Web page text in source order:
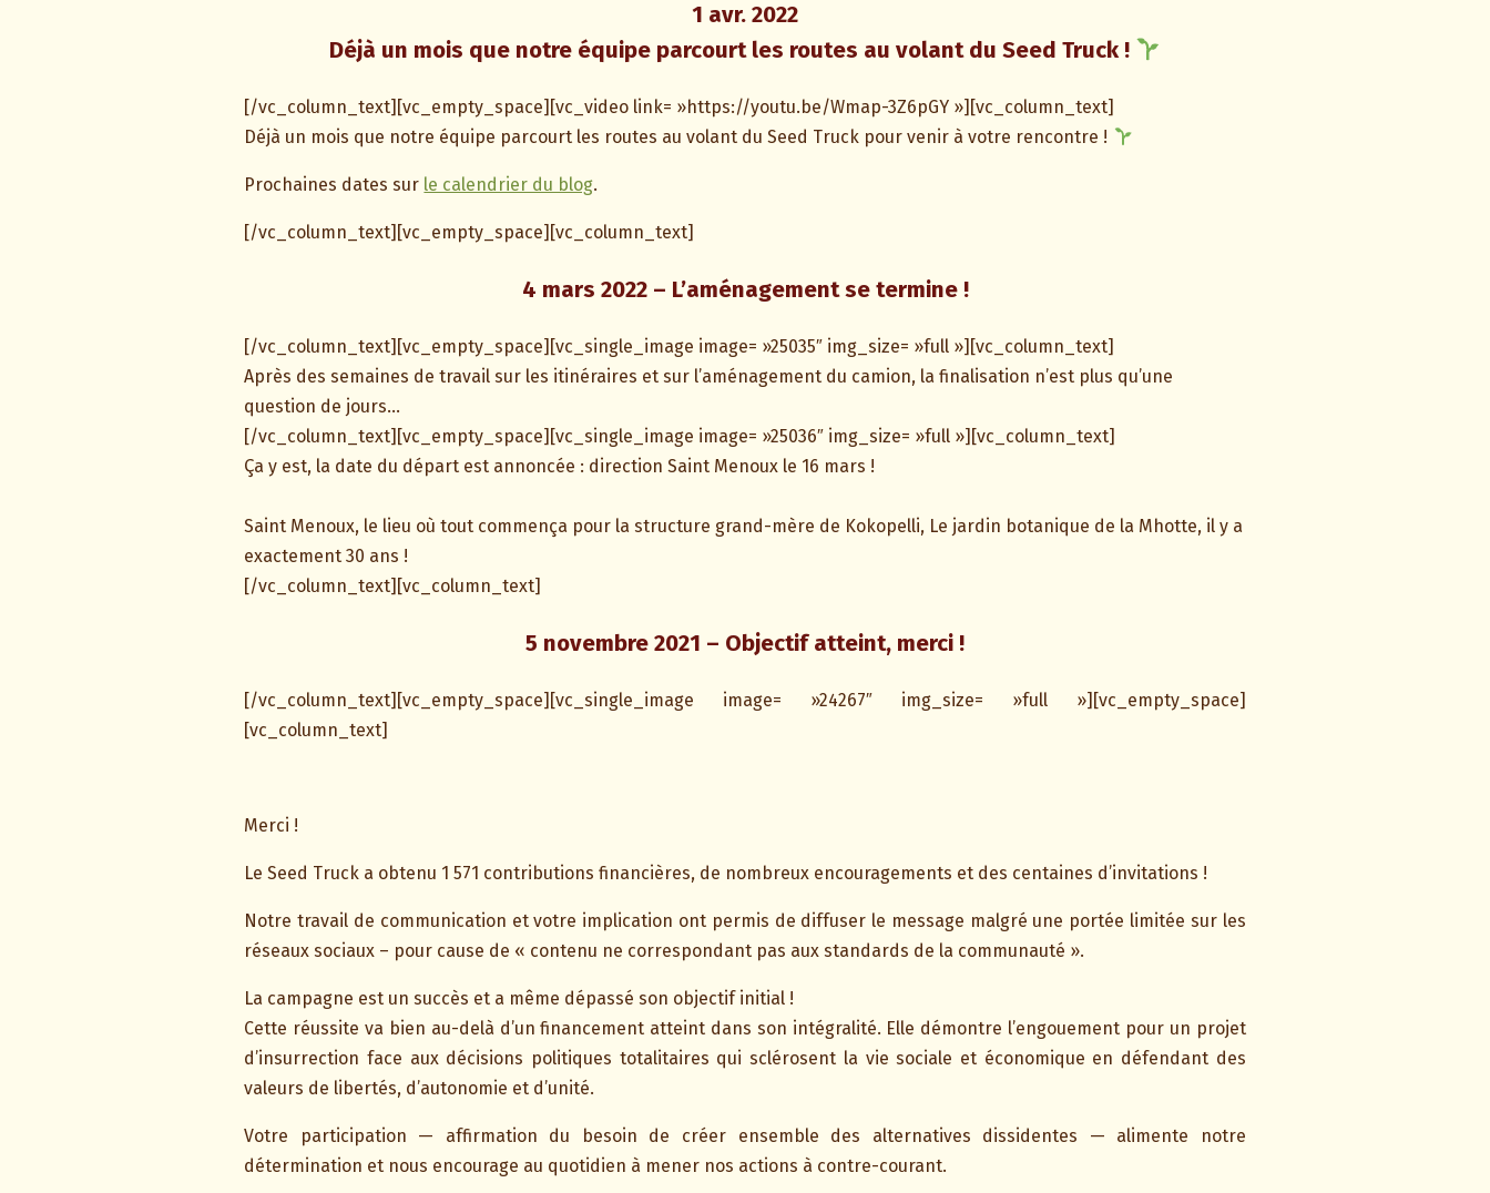
1 avr. 2022
Déjà un mois que notre équipe parcourt les routes au volant du Seed Truck !
[/vc_column_text][vc_empty_space][vc_video link= »https://youtu.be/Wmap-3Z6pGY »][vc_column_text]
Déjà un mois que notre équipe parcourt les routes au volant du Seed Truck pour venir à votre rencontre !
Prochaines dates sur le calendrier du blog.
[/vc_column_text][vc_empty_space][vc_column_text]
4 mars 2022 – L’aménagement se termine !
[/vc_column_text][vc_empty_space][vc_single_image image= »25035″ img_size= »full »][vc_column_text]
Après des semaines de travail sur les itinéraires et sur l’aménagement du camion, la finalisation n’est plus qu’une
question de jours…
[/vc_column_text][vc_empty_space][vc_single_image image= »25036″ img_size= »full »][vc_column_text]
Ça y est, la date du départ est annoncée : direction Saint Menoux le 16 mars !
Saint Menoux, le lieu où tout commença pour la structure grand-mère de Kokopelli, Le jardin botanique de la Mhotte, il y a
exactement 30 ans !
[/vc_column_text][vc_column_text]
5 novembre 2021 – Objectif atteint, merci !
[/vc_column_text][vc_empty_space][vc_single_image image= »24267″ img_size= »full »][vc_empty_space]
[vc_column_text]
Merci !
Le Seed Truck a obtenu 1 571 contributions financières, de nombreux encouragements et des centaines d’invitations !
Notre travail de communication et votre implication ont permis de diffuser le message malgré une portée limitée sur les
réseaux sociaux – pour cause de « contenu ne correspondant pas aux standards de la communauté ».
La campagne est un succès et a même dépassé son objectif initial !
Cette réussite va bien au-delà d’un financement atteint dans son intégralité. Elle démontre l’engouement pour un projet
d’insurrection face aux décisions politiques totalitaires qui sclérosent la vie sociale et économique en défendant des
valeurs de libertés, d’autonomie et d’unité.
Votre participation — affirmation du besoin de créer ensemble des alternatives dissidentes — alimente notre
détermination et nous encourage au quotidien à mener nos actions à contre-courant.